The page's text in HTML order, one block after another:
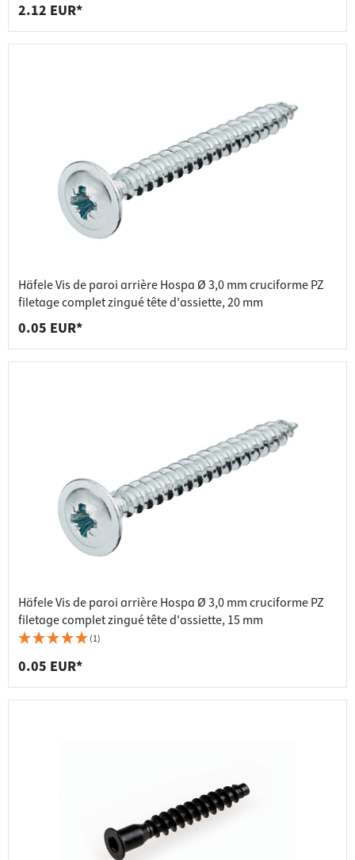
2.12 EUR*
Häfele Vis de paroi arrière Hospa Ø 3,0 mm cruciforme PZ
filetage complet zingué tête d'assiette, 20 mm
0.05 EUR*
Häfele Vis de paroi arrière Hospa Ø 3,0 mm cruciforme PZ
filetage complet zingué tête d'assiette, 15 mm
(1)
0.05 EUR*